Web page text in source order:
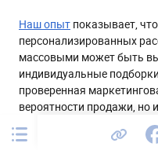
Наш опыт показывает,
персонализированных
массовыми может быть
индивидуальные
проверенная
вероятности продажи, но